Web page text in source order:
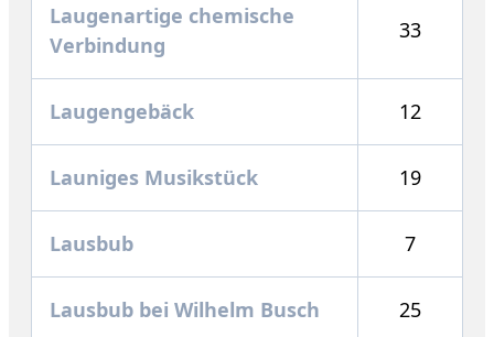
Laugenartige chemische
Verbindung
33
Laugengebäck 12
Launiges Musikstück 19
Lausbub 7
Lausbub bei Wilhelm Busch 25